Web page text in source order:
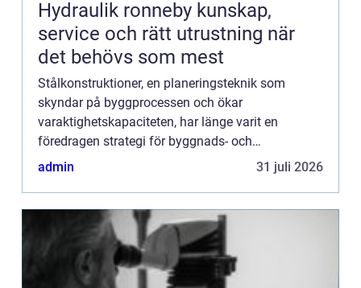
Hydraulik ronneby kunskap,
service och rätt utrustning när
det behövs som mest
Stålkonstruktioner, en planeringsteknik som
skyndar på byggprocessen och ökar
varaktighetskapaciteten, har länge varit en
föredragen strategi för byggnads- och
konstruktionsföretag. Potentialen i stålkonstru...
admin 31 juli 2026